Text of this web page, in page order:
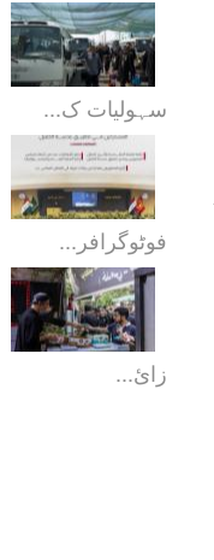
سہولیات ک...
فوٹوگرافر...
زائ...